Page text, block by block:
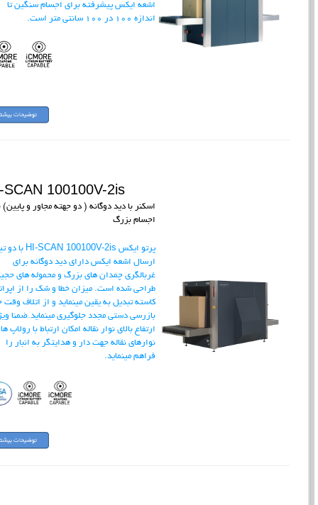
اشعه ایکس پیشرفته برای اجسام سنگین تا
اندازه 100 در 100 سانتی متر است.
SCAN 100100V-2is
اسکنر با دید دوگانه ( دو جهته مجاور و پایین)
اجسام بزرگ
پرتو ایکس HI-SCAN 100100V-2is با دو
ارسال اشعه ایکس دارای دید دوگانه برای
غربالگری چمدان های بزرگ و محموله های
طراحی شده است. میزان خطا و شک را از
کاسته تبدیل به یقین مینماید و از اتلاف
بازرسی دستی مجدد جلوگیری مینماید.ضمنا
ارتفاع بالای نوار نقاله امکان ارتباط با رولاپ
نوارهای نقاله جهت دار و هدایتگر به انبار را
فراهم مینماید.